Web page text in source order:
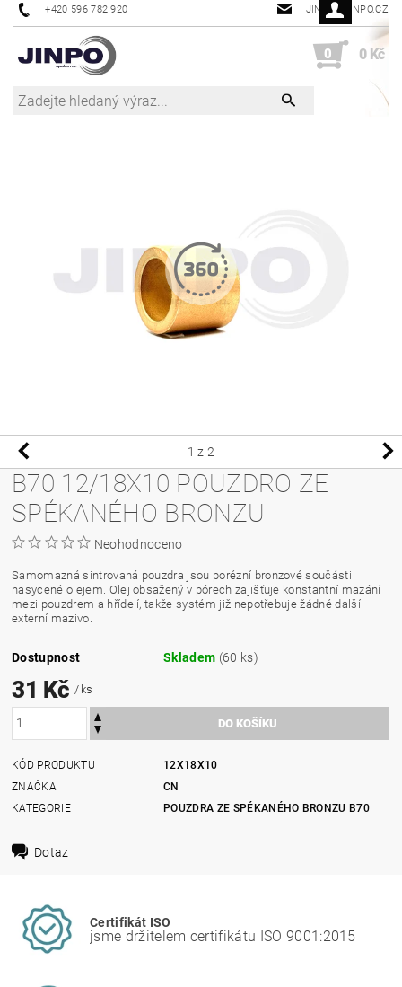
+420 596 782 920 JINPO@JINPO.CZ
0 0 Kč
1 z 2
B70 12/18X10 POUZDRO ZE
SPÉKANÉHO BRONZU
Neohodnoceno
Samomazná sintrovaná pouzdra jsou porézní bronzové součásti
nasycené olejem. Olej obsažený v pórech zajišťuje konstantní mazání
mezi pouzdrem a hřídelí, takže systém již nepotřebuje žádné další
externí mazivo.
Dostupnost Skladem (60 ks)
31 Kč/ ks
KÓD PRODUKTU
12X18X10
ZNAČKA
CN
KATEGORIE
POUZDRA ZE SPÉKANÉHO BRONZU B70
Dotaz
Certifikát ISO
jsme držitelem certifikátu ISO 9001:2015